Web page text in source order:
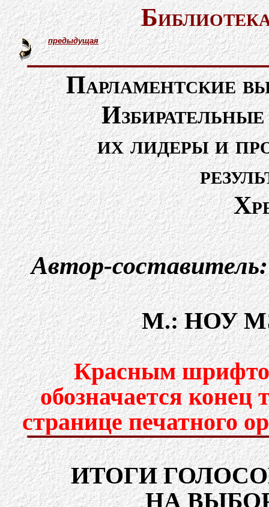
предыдущая
Парламентские
их лидеры и
Автор-
М.: НОУ
Красным
обозначается конец
странице печатного
ИТОГИ
НА